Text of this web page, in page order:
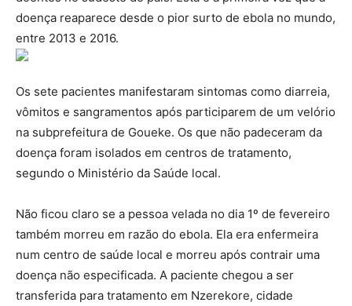
doença reaparece desde o pior surto de ebola no mundo,
entre 2013 e 2016.
Os sete pacientes manifestaram sintomas como diarreia,
vômitos e sangramentos após participarem de um velório
na subprefeitura de Goueke. Os que não padeceram da
doença foram isolados em centros de tratamento,
segundo o Ministério da Saúde local.
Não ficou claro se a pessoa velada no dia 1º de fevereiro
também morreu em razão do ebola. Ela era enfermeira
num centro de saúde local e morreu após contrair uma
doença não especificada. A paciente chegou a ser
transferida para tratamento em Nzerekore, cidade